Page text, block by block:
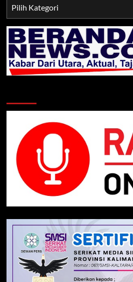
TNI/POLRI